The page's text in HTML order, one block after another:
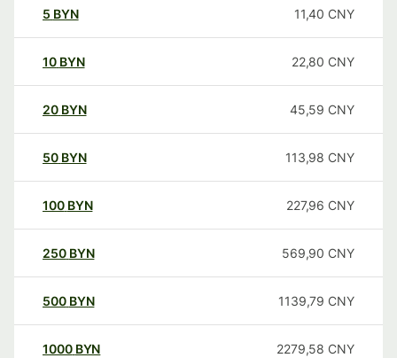
5 BYN 11,40 CNY
10 BYN 22,80 CNY
20 BYN 45,59 CNY
50 BYN 113,98 CNY
100 BYN 227,96 CNY
250 BYN 569,90 CNY
500 BYN 1139,79 CNY
1000 BYN 2279,58 CNY